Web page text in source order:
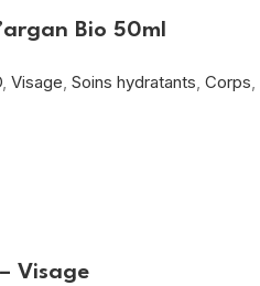
Bio 50ml
Visage Soins hydratants Corps
Visage